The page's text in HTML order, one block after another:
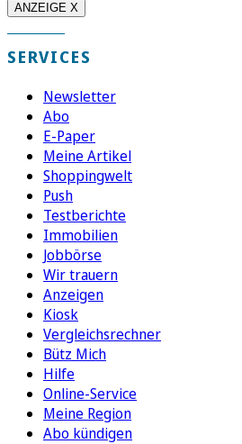
ANZEIGE X
SERVICES
Newsletter
Abo
E-Paper
Meine Artikel
Shoppingwelt
Push
Testberichte
Immobilien
Jobbörse
Wir trauern
Anzeigen
Kiosk
Vergleichsrechner
Bütz Mich
Hilfe
Online-Service
Meine Region
Abo kündigen